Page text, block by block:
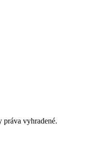
vyhradené.